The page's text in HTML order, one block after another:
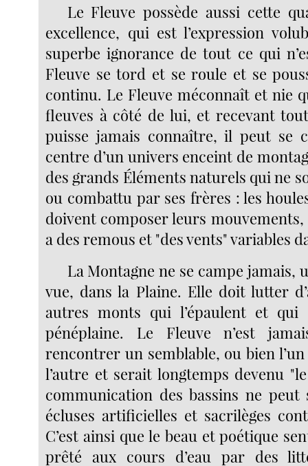
Le Fleuve possède aussi cette
excellence, qui est l’expression
superbe ignorance de tout ce qui
Fleuve se tord et se roule et se
continu. Le Fleuve méconnaît et nie
fleuves à côté de lui, et recevant
puisse jamais connaître, il peut se
centre d’un univers enceint de
des grands Éléments naturels qui ne
ou combattu par ses frères : les
doivent composer leurs
a des remous et "des vents" variables
La Montagne ne se campe jamais,
vue, dans la Plaine. Elle doit lutter
autres monts qui l’épaulent et qui
pénéplaine. Le Fleuve n’est
rencontrer un semblable, ou bien
l’autre et serait longtemps devenu
communication des bassins ne
écluses artificielles et sacrilèges
C’est ainsi que le beau et poétique
prêté aux cours d’eau par des